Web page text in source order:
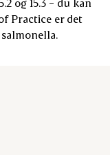
Practice er det